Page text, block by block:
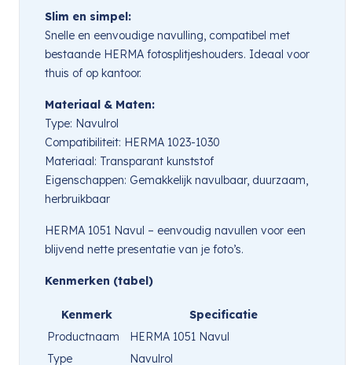
Slim en simpel:
Snelle en eenvoudige navulling, compatibel met
bestaande HERMA fotosplitjeshouders. Ideaal voor
thuis of op kantoor.
Materiaal & Maten:
Type: Navulrol
Compatibiliteit: HERMA 1023-1030
Materiaal: Transparant kunststof
Eigenschappen: Gemakkelijk navulbaar, duurzaam,
herbruikbaar
HERMA 1051 Navul – eenvoudig navullen voor een
blijvend nette presentatie van je foto’s.
Kenmerken (tabel)
Kenmerk
Specificatie
Productnaam
HERMA 1051 Navul
Type
Navulrol